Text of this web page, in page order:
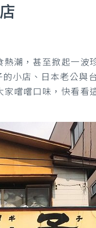
潮，甚至掀起一波
小店、日本老公與
嚐嚐口味，快看看